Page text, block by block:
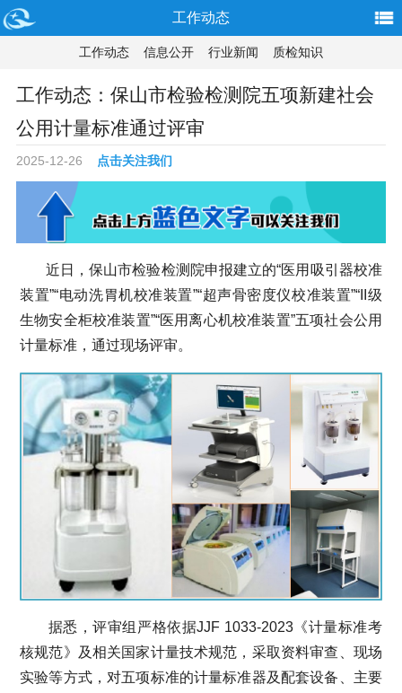
工作动态
工作动态 信息公开 行业新闻 质检知识
工作动态：保山市检验检测院五项新建社会
公用计量标准通过评审
2025-12-26 点击关注我们
近日，保山市检验检测院申报建立的“医用吸引器校准
装置”“电动洗胃机校准装置”“超声骨密度仪校准装置”“II级
生物安全柜校准装置”“医用离心机校准装置”五项社会公用
计量标准，通过现场评审。
据悉，评审组严格依据JJF 1033-2023《计量标准考
核规范》及相关国家计量技术规范，采取资料审查、现场
实验等方式，对五项标准的计量标准器及配套设备、主要